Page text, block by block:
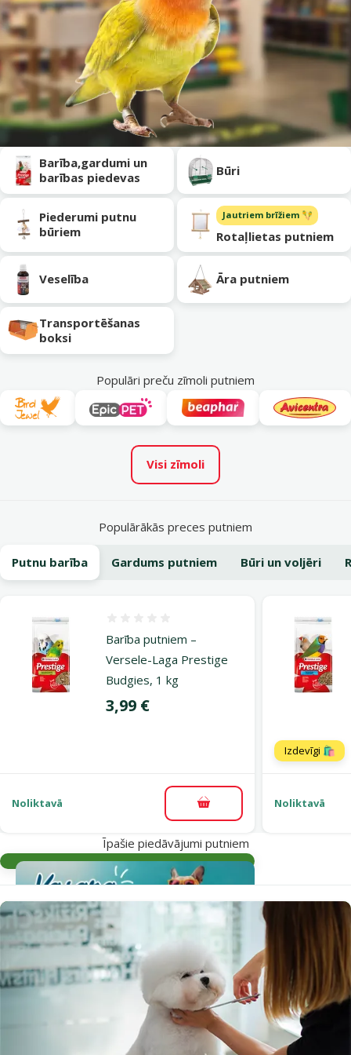
ApakškategorijaBarība,gardumi un
barības piedevas
Būri
Piederumi putnu
būriem
Jautriem brīžiem 🪇
Rotaļlietas putniem
Veselība Āra putniem
Transportēšanas
boksi
Populāri preču zīmoli putniem
Visi zīmoli
Populārākās preces putniem
Putnu barība Gardums putniem Būri un voljēri
Barība putniem –
Versele-Laga Prestige
Budgies, 1 kg
Cena
3,99 €
Noliktavā Pievienot grozam
Izdevīgi 🛍️
Noliktavā
Īpašie piedāvājumi putniem